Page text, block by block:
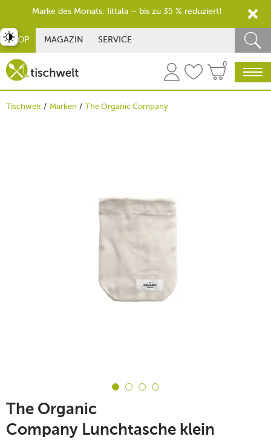
SHOP MAGAZIN SERVICE
0
Tischwelt Marken The Organic Company
The Organic
Company Lunchtasche klein
umschalten
Marke des Monats: Iittala – bis zu 35 % reduziert!